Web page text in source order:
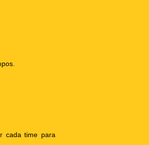
cada time para